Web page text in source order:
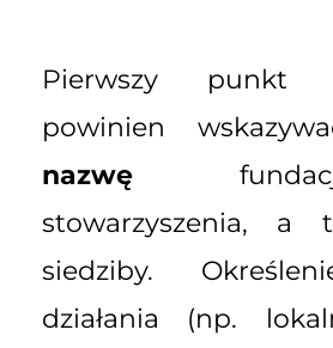
Pierwszy punkt
powinien
nazwę
stowarzyszenia, a
siedziby.
działania (np.